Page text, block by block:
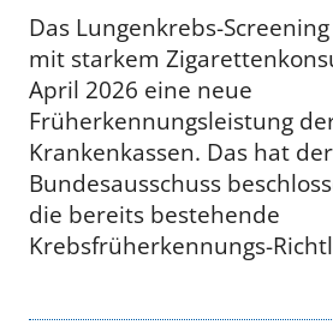
Das Lungenkrebs-
mit starkem
April 2026 eine neue
Früherkennungsleistung
Krankenkassen. Das hat
Bundesausschuss
die bereits bestehende
Krebsfrüherkennungs-